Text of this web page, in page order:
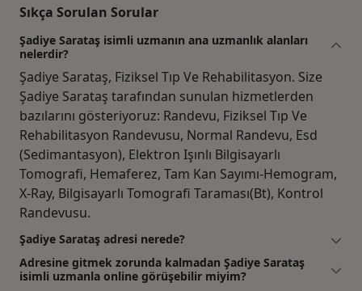
Sıkça Sorulan Sorular
Şadiye Sarataş isimli uzmanın ana uzmanlık alanları
nelerdir?
Şadiye Sarataş, Fiziksel Tıp Ve Rehabilitasyon. Size
Şadiye Sarataş tarafından sunulan hizmetlerden
bazılarını gösteriyoruz: Randevu, Fiziksel Tıp Ve
Rehabilitasyon Randevusu, Normal Randevu, Esd
(Sedimantasyon), Elektron Işınlı Bilgisayarlı
Tomografi, Hemaferez, Tam Kan Sayımı-Hemogram,
X-Ray, Bilgisayarlı Tomografi Taraması(Bt), Kontrol
Randevusu.
Şadiye Sarataş adresi nerede?
Adresine gitmek zorunda kalmadan Şadiye Sarataş
isimli uzmanla online görüşebilir miyim?